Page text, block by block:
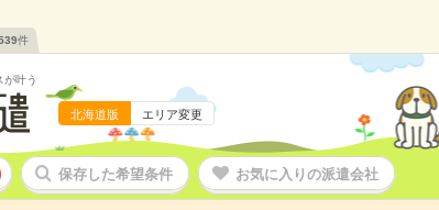
件
が叶う
北海道版 エリア変更
保存した希望条件 お気に入りの派遣会社